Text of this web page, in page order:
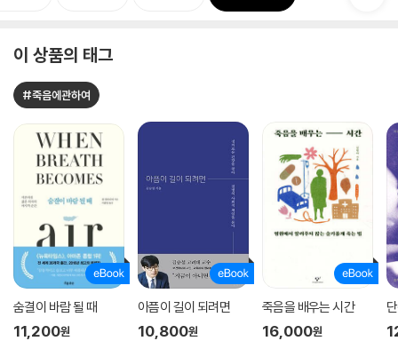
이 상품의 태그
#죽음에관하여
숨결이 바람 될 때
11,200원
아픔이 길이 되려면
10,800원
죽음을 배우는 시간
16,000원